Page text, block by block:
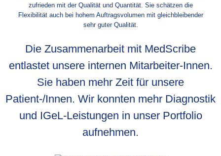
zufrieden mit der Qualität und Quantität. Sie schätzen die
Flexibilität auch bei hohem Auftragsvolumen mit gleichbleibender
sehr guter Qualität.
Die Zusammenarbeit mit MedScribe
entlastet unsere internen Mitarbeiter-Innen.
Sie haben mehr Zeit für unsere
Patient-/Innen. Wir konnten mehr Diagnostik
und IGeL-Leistungen in unser Portfolio
aufnehmen.